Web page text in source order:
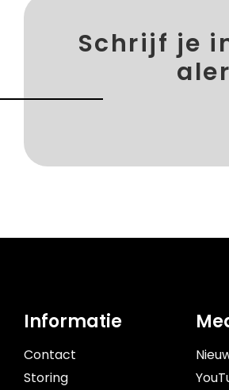
Schrijf je
Informatie
Contact
Storing